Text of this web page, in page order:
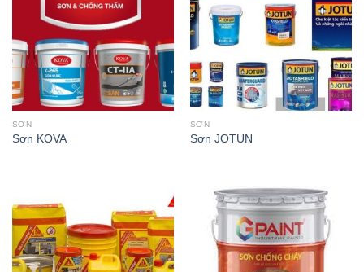
SƠN
Sơn KOVA
SƠN
Sơn JOTUN